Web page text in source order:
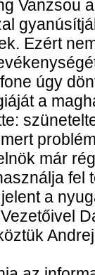
Vanzsou
Ezért
úgy
a
már
fel
a